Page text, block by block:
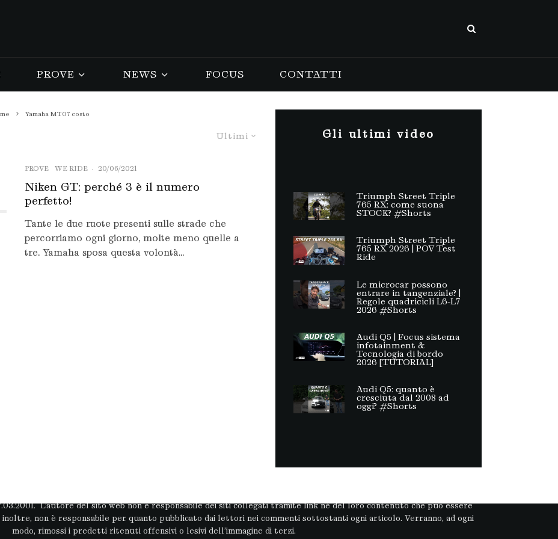
PROVE NEWS FOCUS CONTATTI
Yamaha MT07 costo
Ultimi
PROVE WE RIDE · 20/06/2021
Niken GT: perché 3 è il numero
perfetto!
Tante le due ruote presenti sulle strade che
percorriamo ogni giorno, molte meno quelle a
tre. Yamaha sposa questa volontà...
Gli ultimi video
Triumph Street Triple
765 RX: come suona
STOCK? #Shorts
Triumph Street Triple
765 RX 2026 | POV Test
Ride
Le microcar possono
entrare in tangenziale? |
Regole quadricicli L6-L7
2026 #Shorts
Audi Q5 | Focus sistema
infotainment &
Tecnologia di bordo
2026 [TUTORIAL]
Audi Q5: quanto è
cresciuta dal 2008 ad
oggi? #Shorts
L’autore del sito web non è responsabile dei siti collegati tramite link né del loro contenuto che può essere
inoltre, non è responsabile per quanto pubblicato dai lettori nei commenti sottostanti ogni articolo. Verranno, ad ogni
modo, rimossi i predetti ritenuti offensivi o lesivi dell’immagine di terzi.